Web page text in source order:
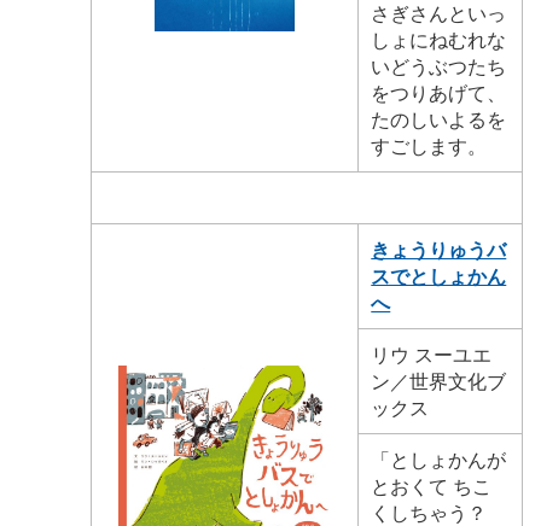
さぎさんといっ
しょにねむれな
いどうぶつたち
をつりあげて、
たのしいよるを
すごします。
きょうりゅうバ
スでとしょかん
へ
リウ スーユエ
ン／世界文化ブ
ックス
「としょかんが
とおくて ちこ
くしちゃう？